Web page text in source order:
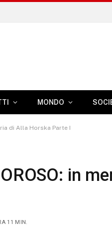
MONDO
di Alla Horska Parte I
in
11 MIN.